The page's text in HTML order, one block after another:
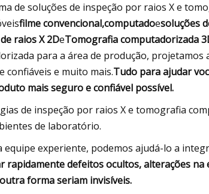
de soluções de inspeção por raios X e
filme convencional,computadoesoluções
raios X 2DeTomografia computadorizada
para a área de produção, projetamos
confiáveis ​​e muito mais.Tudo para ajudar
mais seguro e confiável possível.
de inspeção por raios X e tomografia
de laboratório.
equipe experiente, podemos ajudá-lo a
rapidamente defeitos ocultos, alterações
forma seriam invisíveis.